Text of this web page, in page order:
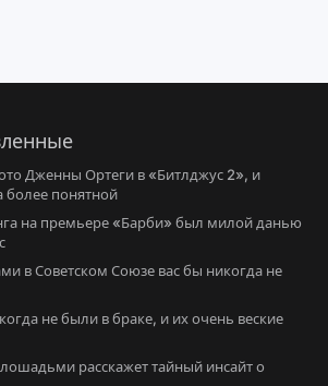
Дженны Ортеги в «Битлджус 2», и
более понятной
на премьере «Барби» был милой данью
в Советском Союзе вас бы никогда не
не были в браке, и их очень веские
расскажет тайный инсайт о